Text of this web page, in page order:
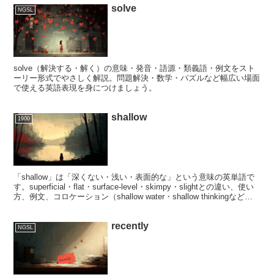
を学びましょう。
NGSL solve
solve（解決する・解く）の意味・発音・語源・類義語・例文をスト
ーリー形式でやさしく解説。問題解決・数学・パズルなど幅広い場面
で使える英語表現を身につけましょう。
1900 shallow
「shallow」は「深くない・浅い・表面的な」という意味の英単語で
す。superficial・flat・surface-level・skimpy・slightとの違い、使い
方、例文、コロケーション（shallow water・shallow thinkingなど）
NGSL recently